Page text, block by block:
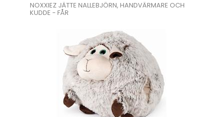
NOXXIEZ JÄTTE NALLEBJÖRN, HANDVÄRMARE OCH
KUDDE - FÅR